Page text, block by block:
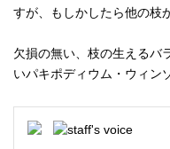
すが、もしかしたら他の枝
欠損の無い、枝の生えるバ
いパキポディウム・ウィン